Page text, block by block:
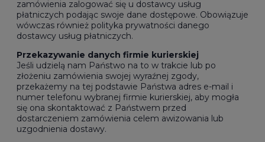
zamówienia zalogować się u dostawcy usług
płatniczych podając swoje dane dostępowe. Obowiązuje
wówczas również polityka prywatności danego
dostawcy usług płatniczych.
Przekazywanie danych firmie kurierskiej
Jeśli udzielą nam Państwo na to w trakcie lub po
złożeniu zamówienia swojej wyraźnej zgody,
przekażemy na tej podstawie Państwa adres e-mail i
numer telefonu wybranej firmie kurierskiej, aby mogła
się ona skontaktować z Państwem przed
dostarczeniem zamówienia celem awizowania lub
uzgodnienia dostawy.